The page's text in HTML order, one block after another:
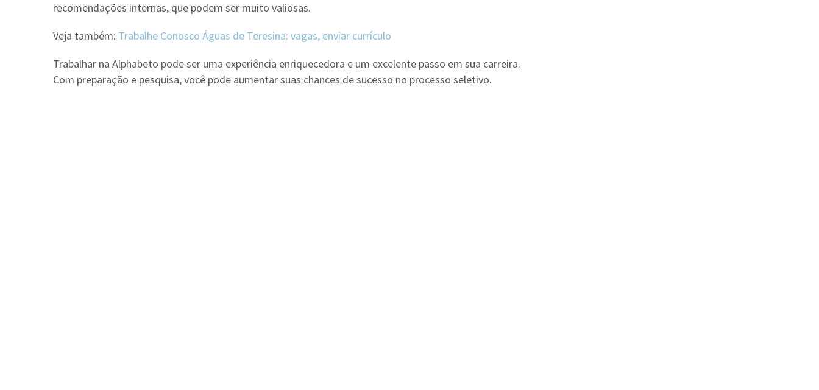
recomendações internas, que podem ser muito valiosas.
Veja também: Trabalhe Conosco Águas de Teresina: vagas, enviar currículo
Trabalhar na Alphabeto pode ser uma experiência enriquecedora e um excelente passo em sua carreira.
Com preparação e pesquisa, você pode aumentar suas chances de sucesso no processo seletivo.